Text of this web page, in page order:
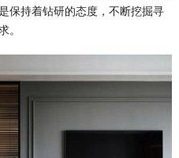
保持着钻研的态度，不断挖掘寻
。